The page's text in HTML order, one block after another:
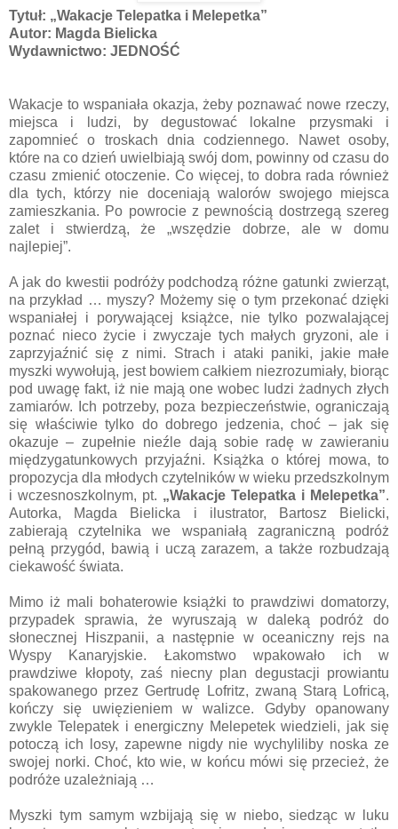
Tytuł: „Wakacje Telepatka i Melepetka”
Autor: Magda Bielicka
Wydawnictwo: JEDNOŚĆ
Wakacje to wspaniała okazja, żeby poznawać nowe rzeczy,
miejsca i ludzi, by degustować lokalne przysmaki i
zapomnieć o troskach dnia codziennego. Nawet osoby,
które na co dzień uwielbiają swój dom, powinny od czasu do
czasu zmienić otoczenie. Co więcej, to dobra rada również
dla tych, którzy nie doceniają walorów swojego miejsca
zamieszkania. Po powrocie z pewnością dostrzegą szereg
zalet i stwierdzą, że „wszędzie dobrze, ale w domu
najlepiej”.
A jak do kwestii podróży podchodzą różne gatunki zwierząt,
na przykład … myszy? Możemy się o tym przekonać dzięki
wspaniałej i porywającej książce, nie tylko pozwalającej
poznać nieco życie i zwyczaje tych małych gryzoni, ale i
zaprzyjaźnić się z nimi. Strach i ataki paniki, jakie małe
myszki wywołują, jest bowiem całkiem niezrozumiały, biorąc
pod uwagę fakt, iż nie mają one wobec ludzi żadnych złych
zamiarów. Ich potrzeby, poza bezpieczeństwie, ograniczają
się właściwie tylko do dobrego jedzenia, choć – jak się
okazuje – zupełnie nieźle dają sobie radę w zawieraniu
międzygatunkowych przyjaźni. Książka o której mowa, to
propozycja dla młodych czytelników w wieku przedszkolnym
i wczesnoszkolnym, pt. „Wakacje Telepatka i Melepetka”.
Autorka, Magda Bielicka i ilustrator, Bartosz Bielicki,
zabierają czytelnika we wspaniałą zagraniczną podróż
pełną przygód, bawią i uczą zarazem, a także rozbudzają
ciekawość świata.
Mimo iż mali bohaterowie książki to prawdziwi domatorzy,
przypadek sprawia, że wyruszają w daleką podróż do
słonecznej Hiszpanii, a następnie w oceaniczny rejs na
Wyspy Kanaryjskie. Łakomstwo wpakowało ich w
prawdziwe kłopoty, zaś niecny plan degustacji prowiantu
spakowanego przez Gertrudę Lofritz, zwaną Starą Lofricą,
kończy się uwięzieniem w walizce. Gdyby opanowany
zwykle Telepatek i energiczny Melepetek wiedzieli, jak się
potoczą ich losy, zapewne nigdy nie wychyliliby noska ze
swojej norki. Choć, kto wie, w końcu mówi się przecież, że
podróże uzależniają …
Myszki tym samym wzbijają się w niebo, siedząc w luku